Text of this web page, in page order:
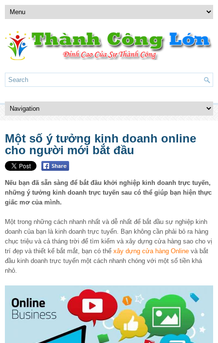
Một số ý tưởng kinh doanh online
cho người mới bắt đầu
Nếu bạn đã sẵn sàng để bắt đầu khởi nghiệp kinh doanh trực tuyến,
những ý tưởng kinh doanh trực tuyến sau có thể giúp bạn hiện thực
giấc mơ của mình.
Một trong những cách nhanh nhất và dễ nhất để bắt đầu sự nghiệp kinh
doanh của bạn là kinh doanh trực tuyến. Bạn không cần phải bỏ ra hàng
chục triệu và cả tháng trời để tìm kiếm và xây dựng cửa hàng sao cho vị
trí đẹp và thiết kế bắt mắt, bạn có thể xây dựng cửa hàng Online và bắt
đầu kinh doanh trực tuyến một cách nhanh chóng với một số tiền khá
nhỏ.